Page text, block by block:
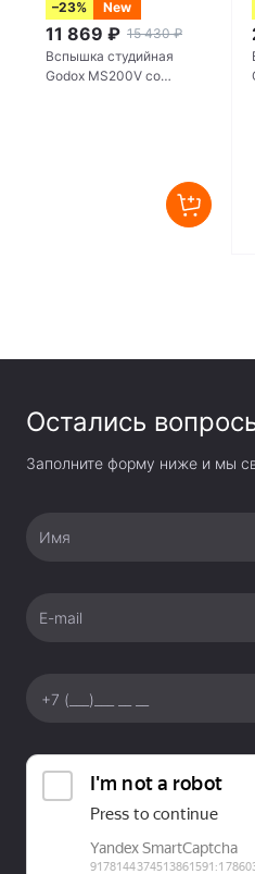
–23% New
11 869 ₽ 15 430 ₽
Вспышка студийная
Godox MS200V со
Остались
Заполните форму ниже и мы
Имя
E-mail